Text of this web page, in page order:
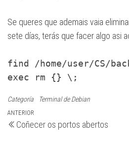
Se queres que ademais vaia
sete días, terás que facer algo asi
find /home/user/CS/
exec rm {} \;
Categoría Terminal de Debian
Navegación
de
Entrada
anterior
ANTERIOR
Coñecer os portos abertos